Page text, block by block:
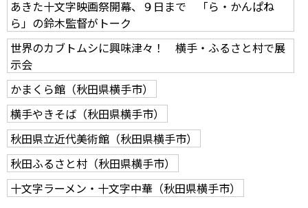
あきた十文字映画祭開幕、９日まで 「ら・かんぱね
ら」の鈴木監督がトーク
世界のカブトムシに興味津々！ 横手・ふるさと村で展
示会
かまくら館（秋田県横手市）
横手やきそば（秋田県横手市）
秋田県立近代美術館（秋田県横手市）
秋田ふるさと村（秋田県横手市）
十文字ラーメン・十文字中華（秋田県横手市）